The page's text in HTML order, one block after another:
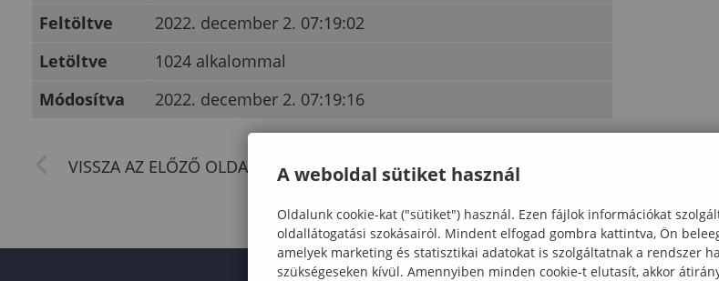
Feltöltve
2022. december 2. 07:19:02
Letöltve
1024 alkalommal
Módosítva
2022. december 2. 07:19:16
A weboldal sütiket használ
Oldalunk cookie-kat ("sütiket") használ. Ezen fájlok információkat
oldallátogatási szokásairól. Mindent elfogad gombra kattintva, Ön
amelyek marketing és statisztikai adatokat is szolgáltatnak a rendszer
szükségeseken kívül. Amennyiben minden cookie-t elutasít, akkor